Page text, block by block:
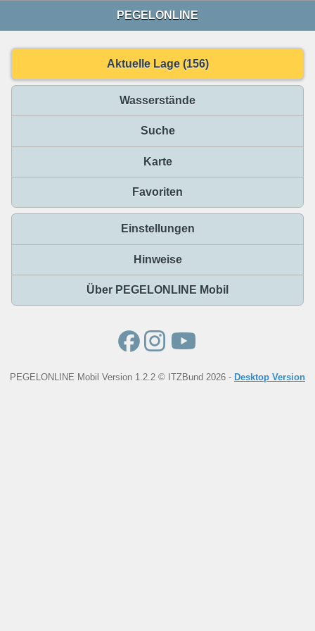
PEGELONLINE
Aktuelle Lage (156)
Wasserstände
Suche
Karte
Favoriten
Einstellungen
Hinweise
Über PEGELONLINE Mobil
PEGELONLINE Mobil Version 1.2.2 © ITZBund 2026 - Desktop Version